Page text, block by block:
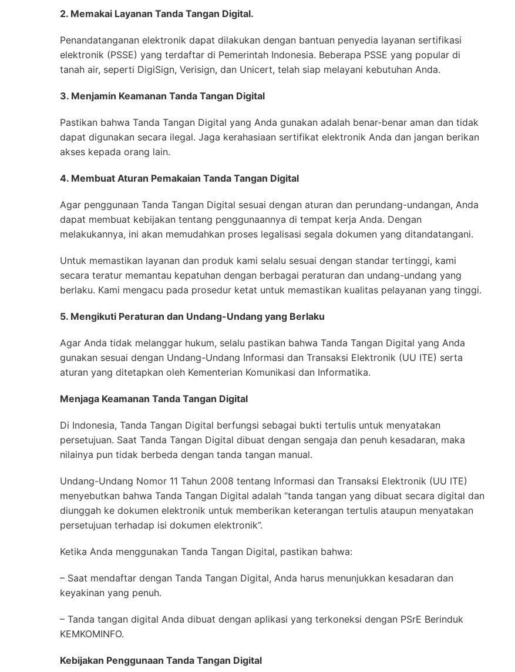
2. Memakai Layanan Tanda Tangan Digital.
Penandatanganan elektronik dapat dilakukan dengan bantuan penyedia layanan sertifikasi
elektronik (PSSE) yang terdaftar di Pemerintah Indonesia. Beberapa PSSE yang popular di
tanah air, seperti DigiSign, Verisign, dan Unicert, telah siap melayani kebutuhan Anda.
3. Menjamin Keamanan Tanda Tangan Digital
Pastikan bahwa Tanda Tangan Digital yang Anda gunakan adalah benar-benar aman dan tidak
dapat digunakan secara ilegal. Jaga kerahasiaan sertifikat elektronik Anda dan jangan berikan
akses kepada orang lain.
4. Membuat Aturan Pemakaian Tanda Tangan Digital
Agar penggunaan Tanda Tangan Digital sesuai dengan aturan dan perundang-undangan, Anda
dapat membuat kebijakan tentang penggunaannya di tempat kerja Anda. Dengan
melakukannya, ini akan memudahkan proses legalisasi segala dokumen yang ditandatangani.
Untuk memastikan layanan dan produk kami selalu sesuai dengan standar tertinggi, kami
secara teratur memantau kepatuhan dengan berbagai peraturan dan undang-undang yang
berlaku. Kami mengacu pada prosedur ketat untuk memastikan kualitas pelayanan yang tinggi.
5. Mengikuti Peraturan dan Undang-Undang yang Berlaku
Agar Anda tidak melanggar hukum, selalu pastikan bahwa Tanda Tangan Digital yang Anda
gunakan sesuai dengan Undang-Undang Informasi dan Transaksi Elektronik (UU ITE) serta
aturan yang ditetapkan oleh Kementerian Komunikasi dan Informatika.
Menjaga Keamanan Tanda Tangan Digital
Di Indonesia, Tanda Tangan Digital berfungsi sebagai bukti tertulis untuk menyatakan
persetujuan. Saat Tanda Tangan Digital dibuat dengan sengaja dan penuh kesadaran, maka
nilainya pun tidak berbeda dengan tanda tangan manual.
Undang-Undang Nomor 11 Tahun 2008 tentang Informasi dan Transaksi Elektronik (UU ITE)
menyebutkan bahwa Tanda Tangan Digital adalah “tanda tangan yang dibuat secara digital dan
diunggah ke dokumen elektronik untuk memberikan keterangan tertulis ataupun menyatakan
persetujuan terhadap isi dokumen elektronik”.
Ketika Anda menggunakan Tanda Tangan Digital, pastikan bahwa:
– Saat mendaftar dengan Tanda Tangan Digital, Anda harus menunjukkan kesadaran dan
keyakinan yang penuh.
– Tanda tangan digital Anda dibuat dengan aplikasi yang terkoneksi dengan PSrE Berinduk
KEMKOMINFO.
Kebijakan Penggunaan Tanda Tangan Digital